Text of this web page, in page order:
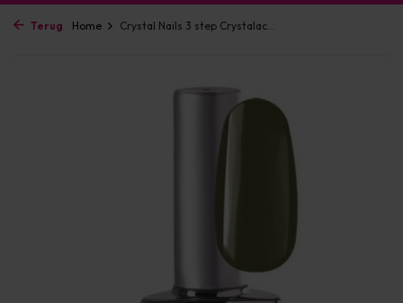
Terug Home Crystal Nails 3 step Crystalac...